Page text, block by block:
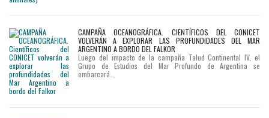
CAMPAÑA OCEANOGRÁFICA. CIENTÍFICOS DEL CONICET
VOLVERÁN A EXPLORAR LAS PROFUNDIDADES DEL MAR
ARGENTINO A BORDO DEL FALKOR
Luego del impacto de la campaña Talud Continental IV, el
Grupo de Estudios del Mar Profundo de Argentina se
embarcará…